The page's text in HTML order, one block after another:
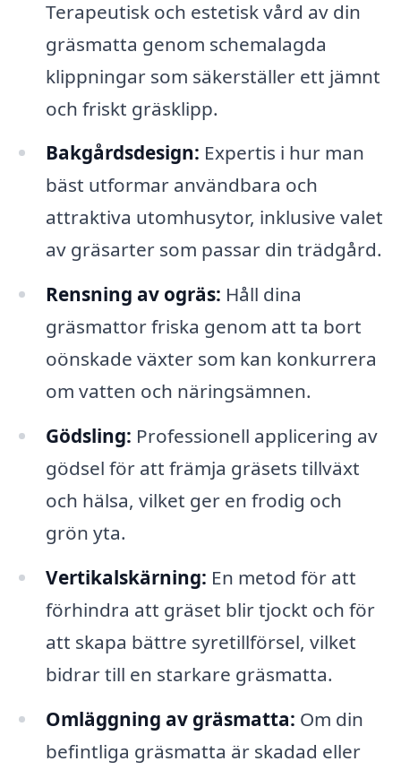
Terapeutisk och estetisk vård av din
gräsmatta genom schemalagda
klippningar som säkerställer ett jämnt
och friskt gräsklipp.
Bakgårdsdesign: Expertis i hur man
bäst utformar användbara och
attraktiva utomhusytor, inklusive valet
av gräsarter som passar din trädgård.
Rensning av ogräs: Håll dina
gräsmattor friska genom att ta bort
oönskade växter som kan konkurrera
om vatten och näringsämnen.
Gödsling: Professionell applicering av
gödsel för att främja gräsets tillväxt
och hälsa, vilket ger en frodig och
grön yta.
Vertikalskärning: En metod för att
förhindra att gräset blir tjockt och för
att skapa bättre syretillförsel, vilket
bidrar till en starkare gräsmatta.
Omläggning av gräsmatta: Om din
befintliga gräsmatta är skadad eller